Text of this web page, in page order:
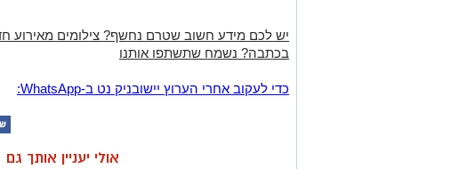
יש לכם מידע חשוב שטרם נחשף? צילומים מאירוע
בכתבה? נשמח שתשתפו אותנו
‏כדי לעקוב אחרי הערוץ יישובניק נט ב-WhatsApp:‏‏‏
אולי יעניין אותך גם